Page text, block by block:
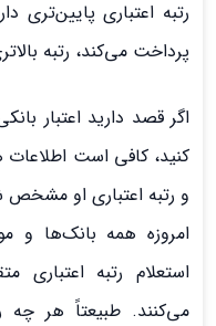
رتبه اعتباری
پرداخت می‌کند، رتبه
اگر قصد دارید اعتبار
کنید، کافی است اطلاعات
و رتبه اعتباری او مشخص
امروزه همه بانک‌ها و
استعلام رتبه اعتباری
می‌کنند. طبیعتاً هر چه